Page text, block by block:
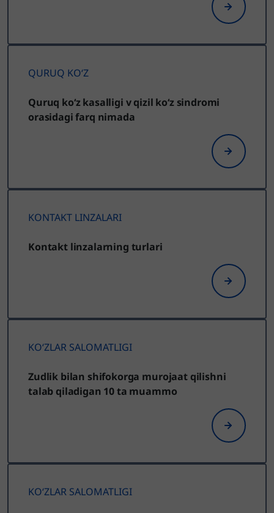
QURUQ KO‘Z
Quruq ko‘z kasalligi v qizil ko‘z sindromi
orasidagi farq nimada
KONTAKT LINZALARI
Kontakt linzalarning turlari
KO‘ZLAR SALOMATLIGI
Zudlik bilan shifokorga murojaat qilishni
talab qiladigan 10 ta muammo
KO‘ZLAR SALOMATLIGI